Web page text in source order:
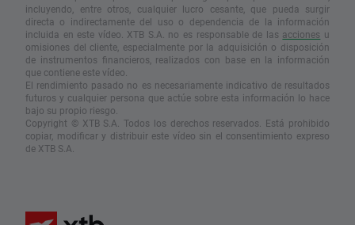
incluyendo, entre otros, cualquier lucro cesante, que pueda surgir
directa o indirectamente del uso o dependencia de la información
incluida en este vídeo. XTB S.A. no es responsable de las acciones u
omisiones del cliente, especialmente por la adquisición o disposición
de instrumentos financieros, realizados con base en la información
que contiene este vídeo.
El rendimiento pasado no es necesariamente indicativo de resultados
futuros y cualquier persona que actúe sobre esta información lo hace
bajo su propio riesgo.
Copyright © XTB S.A. Todos los derechos reservados. Está prohibido
copiar, modificar y distribuir este vídeo sin el consentimiento expreso
de XTB S.A.